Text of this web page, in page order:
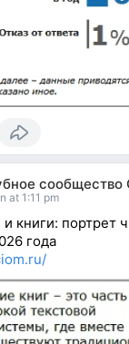
сообщество
at 1:11 pm
книги: портрет
года